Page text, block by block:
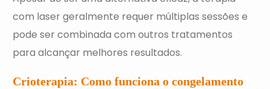
com laser geralmente requer múltiplas sessões e
pode ser combinada com outros tratamentos
para alcançar melhores resultados.
Crioterapia: Como funciona o congelamento